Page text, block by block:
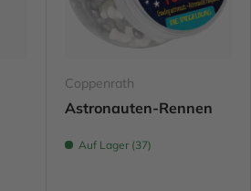
Coppenrath
Astronauten-Rennen
Auf Lager (37)